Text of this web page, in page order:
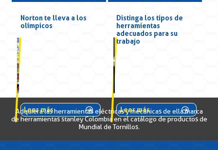
Norton te lleva a los
olímpicos
Leer más
Distinga los tipos de
herramientas
adecuados para su
trabajo
Leer más
Adquiera las herramientas eléctricas y mecánicas de ella marca
de herramientas stanley Colombia en el catálogo de productos de
Mundial de Tornillos.